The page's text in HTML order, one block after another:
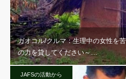
ガオコル/クルマ：生理中の女性を
の力を貸してください～…
JAFSの活動から